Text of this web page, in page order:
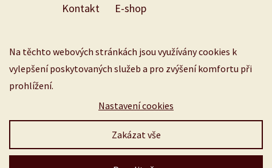
Kontakt
E-shop
Na těchto webových stránkách jsou využívány cookies k
vylepšení poskytovaných služeb a pro zvýšení komfortu při
prohlížení.
Nastavení cookies
Zakázat vše